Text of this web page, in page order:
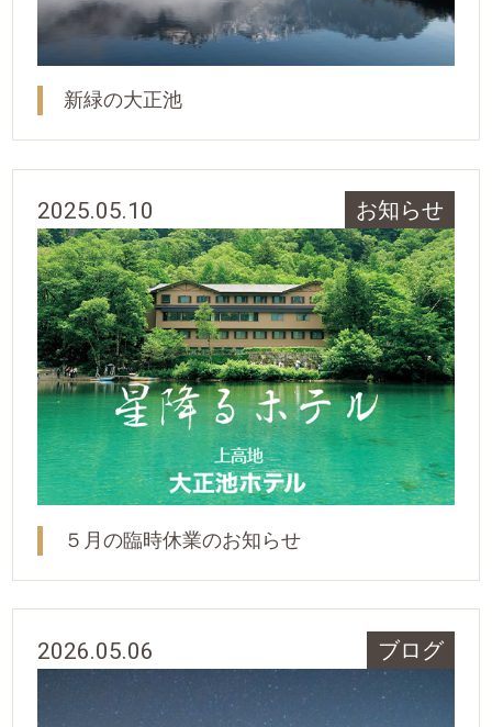
新緑の大正池
2025.05.10 お知らせ
５月の臨時休業のお知らせ
2026.05.06 ブログ